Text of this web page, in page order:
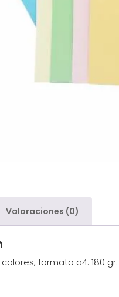
Valoraciones (0)
formato a4. 180